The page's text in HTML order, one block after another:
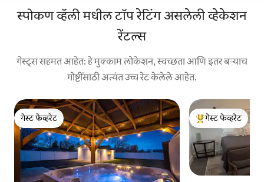
स्पोकण व्हॅली मधील टॉप रेटिंग असलेली व्हेकेशन
रेंटल्स
गेस्ट्स सहमत आहेत: हे मुक्काम लोकेशन, स्वच्छता आणि इतर बऱ्याच
गोष्टींसाठी अत्यंत उच्च रेट केलेले आहेत.
गेस्ट फेव्हरेट
गेस्ट फेव्हरेट
टॉप गेस्ट फेव्हरेट
गेस्ट फेव्हरेट